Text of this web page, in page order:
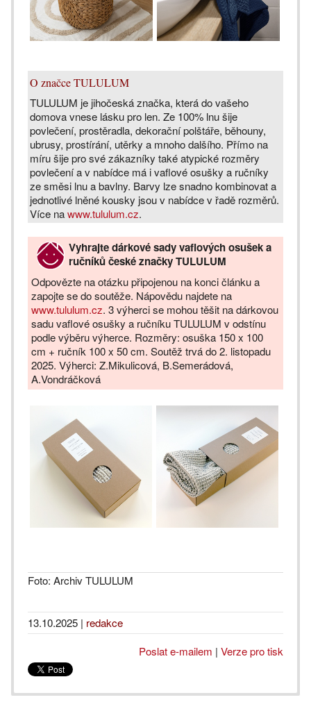
O značce TULULUM
TULULUM je jihočeská značka, která do vašeho
domova vnese lásku pro len. Ze 100% lnu šije
povlečení, prostěradla, dekorační polštáře, běhouny,
ubrusy, prostírání, utěrky a mnoho dalšího. Přímo na
míru šije pro své zákazníky také atypické rozměry
povlečení a v nabídce má i vaflové osušky a ručníky
ze směsi lnu a bavlny. Barvy lze snadno kombinovat a
jednotlivé lněné kousky jsou v nabídce v řadě rozměrů.
Více nawww.tululum.cz.
Vyhrajte dárkové sady vaflových osušek a
ručníků české značky TULULUM
Odpovězte na otázku připojenou na konci článku a
zapojte se do soutěže. Nápovědu najdete na
www.tululum.cz. 3 výherci se mohou těšit na dárkovou
sadu vaflové osušky a ručníku TULULUM v odstínu
podle výběru výherce. Rozměry: osuška 150 x 100
cm + ručník 100 x 50 cm. Soutěž trvá do 2. listopadu
2025. Výherci: Z.Mikulicová, B.Semerádová,
A.Vondráčková
Foto: Archiv TULULUM
13.10.2025 | redakce
Poslat e-mailem | Verze pro tisk